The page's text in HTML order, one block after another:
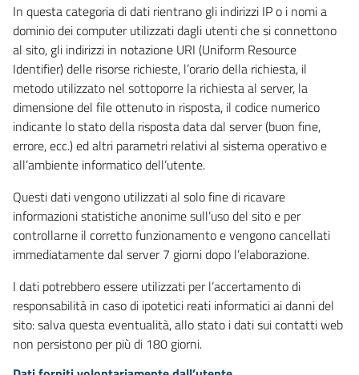
In questa categoria di dati rientrano gli indirizzi IP o i nomi a
dominio dei computer utilizzati dagli utenti che si connettono
al sito, gli indirizzi in notazione URI (Uniform Resource
Identifier) delle risorse richieste, l’orario della richiesta, il
metodo utilizzato nel sottoporre la richiesta al server, la
dimensione del file ottenuto in risposta, il codice numerico
indicante lo stato della risposta data dal server (buon fine,
errore, ecc.) ed altri parametri relativi al sistema operativo e
all’ambiente informatico dell’utente.
Questi dati vengono utilizzati al solo fine di ricavare
informazioni statistiche anonime sull’uso del sito e per
controllarne il corretto funzionamento e vengono cancellati
immediatamente dal server 7 giorni dopo l’elaborazione.
I dati potrebbero essere utilizzati per l’accertamento di
responsabilità in caso di ipotetici reati informatici ai danni del
sito: salva questa eventualità, allo stato i dati sui contatti web
non persistono per più di 180 giorni.